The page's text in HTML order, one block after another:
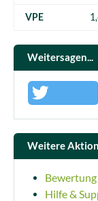
VPE
Weitersagen...
Weitere
Hilfe &